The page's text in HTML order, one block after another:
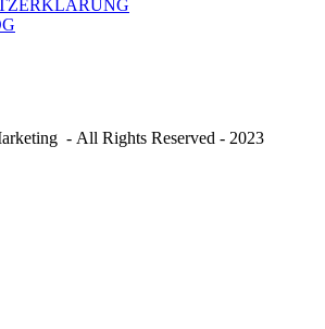
- All Rights Reserved - 2023